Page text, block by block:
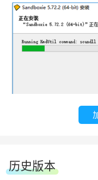
安全。
保护整个电脑，充
→Windows资源管
“[#]”符号的“我的电
任意操作，包括格式
界面选择“配置→沙
将隔离层中的内容清除
历史版本